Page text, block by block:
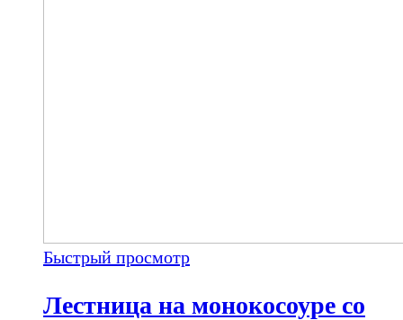
Быстрый просмотр
Лестница на монокосоуре со